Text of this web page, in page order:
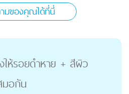
มของคุณได้ที่นี่
ให้รอยดำหาย + สีผิว
มอกัน